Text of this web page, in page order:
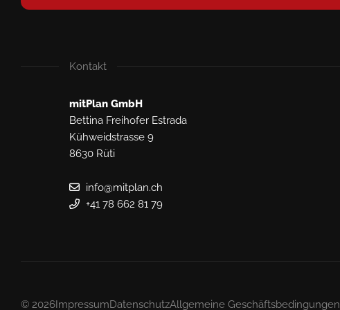
Kontakt
mitPlan GmbH
Bettina Freihofer Estrada
Kühweidstrasse 9
8630 Rüti
info@mitplan.ch
+41 78 662 81 79
© 2026ImpressumDatenschutzAllgemeine Geschäftsbedingungen